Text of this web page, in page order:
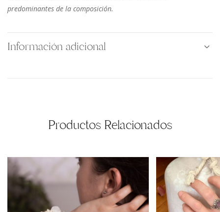
predominantes de la composición.
Información adicional
Productos Relacionados